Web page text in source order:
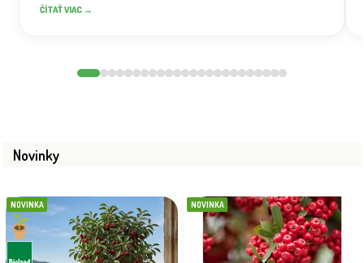
ČÍTAŤ VIAC →
Novinky
NOVINKA NOVINKA